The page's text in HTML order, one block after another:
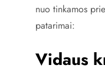
nuo tinkamos
patarimai:
Vidaus